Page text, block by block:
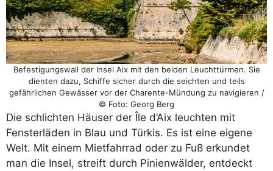
Befestigungswall der Insel Aix mit den beiden Leuchttürmen. Sie
dienten dazu, Schiffe sicher durch die seichten und teils
gefährlichen Gewässer vor der Charente-Mündung zu navigieren /
© Foto: Georg Berg
Die schlichten Häuser der Île d’Aix leuchten mit
Fensterläden in Blau und Türkis. Es ist eine eigene
Welt. Mit einem Mietfahrrad oder zu Fuß erkundet
man die Insel, streift durch Pinienwälder, entdeckt